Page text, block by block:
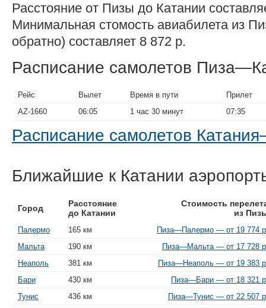
Расстояние от Пизы до Катании
Минимальная стомость авиабилета из
обратно) составляет 8 872 р.
Расписание самолетов
Рейс Вылет Время в пути
Прилет
AZ-1660
06:05 1 час 30 минут 07:35
Расписание самолетов
Ближайшие к Катании
Город
Расстояние
до Катании
Стоимость
из
Палермо 165 км
Пиза—Палермо — от 19 774
Мальта
190 км
Пиза—Мальта — от 17 728
Неаполь
381 км
Пиза—Неаполь — от 19 383
Бари
430 км
Пиза—Бари — от 18 321
Тунис
436 км
Пиза—Тунис — от 22 507